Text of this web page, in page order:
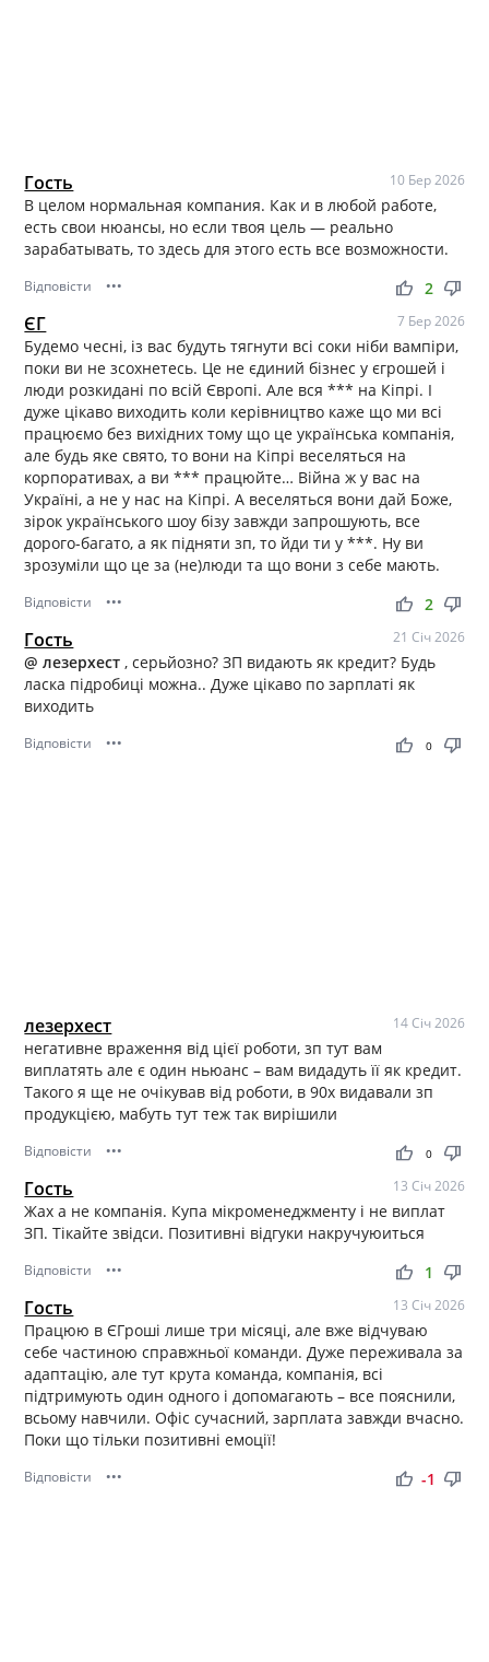
Гость 10 Бер 2026
В целом нормальная компания. Как и в любой работе,
есть свои нюансы, но если твоя цель — реально
зарабатывать, то здесь для этого есть все возможности.
Відповісти ••• thumb_up thumb_down
2
ЄГ 7 Бер 2026
Будемо чесні, із вас будуть тягнути всі соки ніби вампіри,
поки ви не зсохнетесь. Це не єдиний бізнес у єгрошей і
люди розкидані по всій Європі. Але вся *** на Кіпрі. І
дуже цікаво виходить коли керівництво каже що ми всі
працюємо без вихідних тому що це українська компанія,
але будь яке свято, то вони на Кіпрі веселяться на
корпоративах, а ви *** працюйте… Війна ж у вас на
Україні, а не у нас на Кіпрі. А веселяться вони дай Боже,
зірок українського шоу бізу завжди запрошують, все
дорого-багато, а як підняти зп, то йди ти у ***. Ну ви
зрозуміли що це за (не)люди та що вони з себе мають.
Відповісти ••• thumb_up thumb_down
2
Гость 21 Січ 2026
@ лезерхест, серьйозно? ЗП видають як кредит? Будь
ласка підробиці можна.. Дуже цікаво по зарплаті як
виходить
Відповісти ••• thumb_up thumb_down
0
лезерхест 14 Січ 2026
негативне враження від цієї роботи, зп тут вам
виплатять але є один ньюанс – вам видадуть її як кредит.
Такого я ще не очікував від роботи, в 90х видавали зп
продукцією, мабуть тут теж так вирішили
Відповісти ••• thumb_up thumb_down
0
Гость 13 Січ 2026
Жах а не компанія. Купа мікроменеджменту і не виплат
ЗП. Тікайте звідси. Позитивні відгуки накручуюиться
Відповісти ••• thumb_up thumb_down
1
Гость 13 Січ 2026
Працюю в ЄГроші лише три місяці, але вже відчуваю
себе частиною справжньої команди. Дуже переживала за
адаптацію, але тут крута команда, компанія, всі
підтримують один одного і допомагають – все пояснили,
всьому навчили. Офіс сучасний, зарплата завжди вчасно.
Поки що тільки позитивні емоції!
Відповісти ••• thumb_up thumb_down
-1